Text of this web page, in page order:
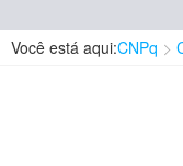
Você está aqui:CNPq